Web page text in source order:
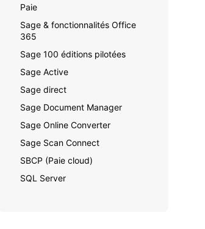
Paie
Sage & fonctionnalités Office
365
Sage 100 éditions pilotées
Sage Active
Sage direct
Sage Document Manager
Sage Online Converter
Sage Scan Connect
SBCP (Paie cloud)
SQL Server